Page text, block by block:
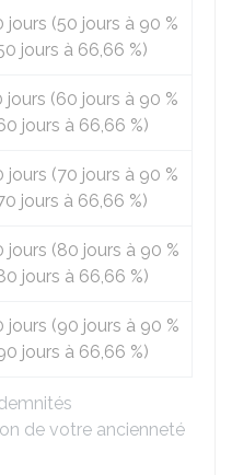
de votre ancienneté
jours (50 jours à 90 %
jours à 66,66 %)
jours (60 jours à 90 %
jours à 66,66 %)
jours (70 jours à 90 %
jours à 66,66 %)
jours (80 jours à 90 %
jours à 66,66 %)
jours (90 jours à 90 %
jours à 66,66 %)